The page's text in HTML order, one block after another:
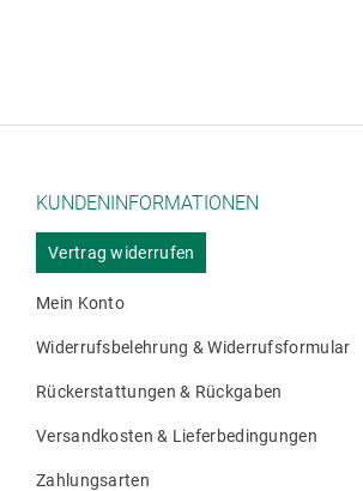
Die
KUNDENINFORMATIONEN
Vertrag widerrufen
Mein Konto
Widerrufsbelehrung & Widerrufsformular
Rückerstattungen & Rückgaben
Versandkosten & Lieferbedingungen
Zahlungsarten